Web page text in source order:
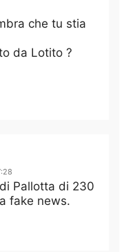
che tu stia
da Lotito ?
Pallotta di 230
fake news.